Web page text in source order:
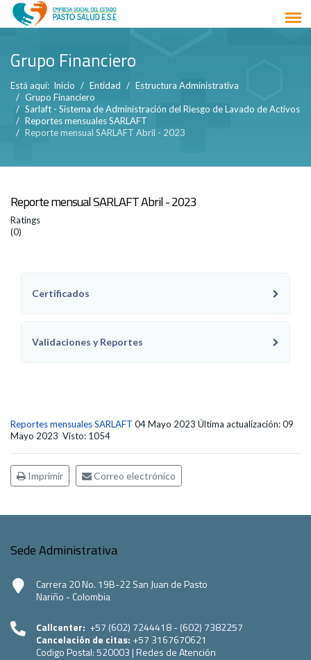
Grupo Financiero
Está aquí: Inicio Entidad
Estructura Administrativa
Grupo Financiero
Sarlaft - Sistema de Administración del Riesgo de Lavado de Activos
Reportes mensuales SARLAFT
Reporte mensual SARLAFT Abril - 2023
Reporte mensual SARLAFT Abril - 2023
Ratings
(0)
Certificados
Validaciones y Reportes
Reportes mensuales SARLAFT 04 Mayo 2023 Última actualización: 09
Mayo 2023 Visto: 1054
Imprimir Correo electrónico
Sede Administrativa
Carrera 20 No. 19B-22 San Juan de Pasto
Nariño - Colombia
Callcenter: +57 (602) 7244418 - (602) 7382257
Cancelación de citas: +57 3167670621
Codigo Postal:520003 | Redes de Atención